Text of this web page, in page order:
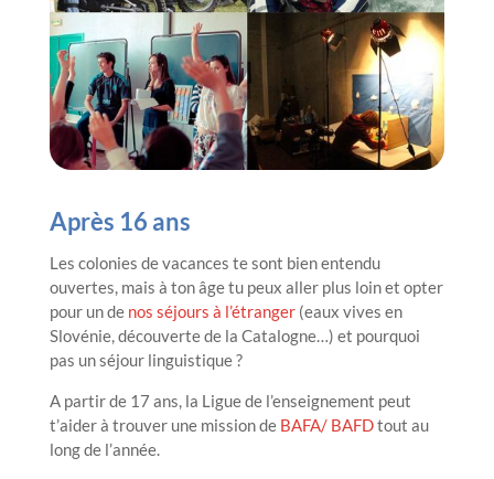
Après 16 ans
Les colonies de vacances te sont bien entendu
ouvertes, mais à ton âge tu peux aller plus loin et opter
pour un denos séjours à l’étranger(eaux vives en
Slovénie, découverte de la Catalogne…) et pourquoi
pas un séjour linguistique ?
A partir de 17 ans, la Ligue de l’enseignement peut
t’aider à trouver une mission de BAFA/ BAFDtout au
long de l’année.